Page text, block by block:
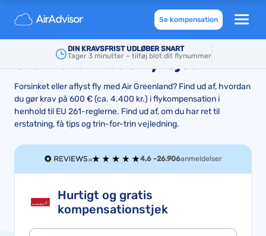
Se kompensation
DIN KRAVSFRIST UDLØBER SNART
Tager 3 minutter – tilføj blot dit flynummer
Air Greenland kompensation
og tilbagebetaling for aflyste
eller forsinkede flyrejser
Forsinket eller aflyst fly med Air Greenland? Find ud af, hvordan
du gør krav på 600 € (ca. 4.400 kr.) i flykompensation i
henhold til EU 261-reglerne. Find ud af, om du har ret til
erstatning, få tips og trin-for-trin vejledning.
4,6 -26.906anmeldelser
Hurtigt og gratis
kompensationstjek